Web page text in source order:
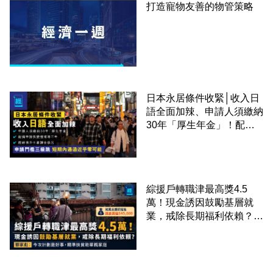
打造寵物友善的物管策略
日本永居條件收緊│收入日
語全面加辣、申請人須繳納
30年「厚生年金」！配偶
綜援戶轉職津最高獎4.5
萬！現金誘因鼓勵基層就
業，戒除長期福利依賴？鄧